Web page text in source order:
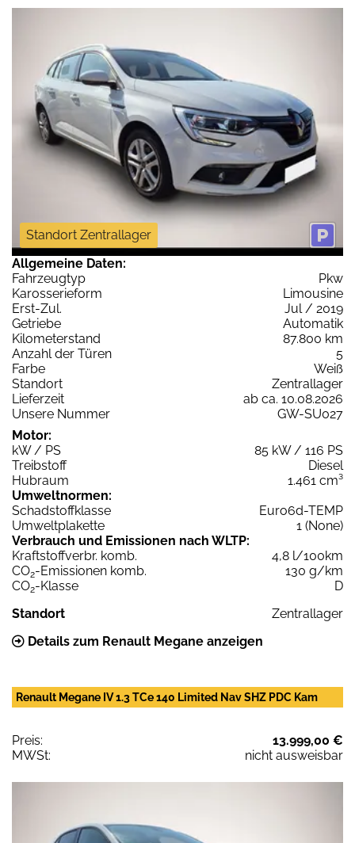
Standort Zentrallager
Allgemeine Daten:
Fahrzeugtyp
Pkw
Karosserieform
Limousine
Erst-Zul.
Jul / 2019
Getriebe
Automatik
Kilometerstand
87.800 km
Anzahl der Türen
5
Farbe
Weiß
Standort
Zentrallager
Lieferzeit
ab ca. 10.08.2026
Unsere Nummer
GW-SU027
Motor:
kW / PS
85 kW / 116 PS
Treibstoff
Diesel
Hubraum
1.461 cm³
Umweltnormen:
Schadstoffklasse
Euro6d-TEMP
Umweltplakette
1 (None)
Verbrauch und Emissionen nach WLTP:
Kraftstoffverbr. komb.
4,8 l/100km
CO2-Emissionen komb.
130 g/km
CO2-Klasse
D
Standort
Zentrallager
Details zum Renault Megane anzeigen
Renault Megane IV 1.3 TCe 140 Limited Nav SHZ PDC Kam
Preis:
13.999,00 €
MWSt:
nicht ausweisbar